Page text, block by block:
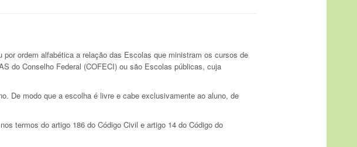
por ordem alfabética a relação das Escolas que ministram os cursos de
do Conselho Federal (COFECI) ou são Escolas públicas, cuja
De modo que a escolha é livre e cabe exclusivamente ao aluno, de
termos do artigo 186 do Código Civil e artigo 14 do Código do